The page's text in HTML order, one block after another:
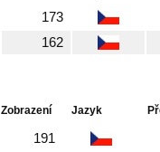
173
162
Zobrazení Jazyk
191